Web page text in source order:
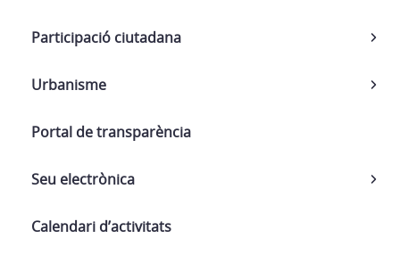
Participació ciutadana
Urbanisme
Portal de transparència
Seu electrònica
Calendari d’activitats